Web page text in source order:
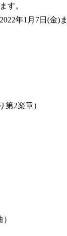
す。
年1月7日(金)
2楽章）